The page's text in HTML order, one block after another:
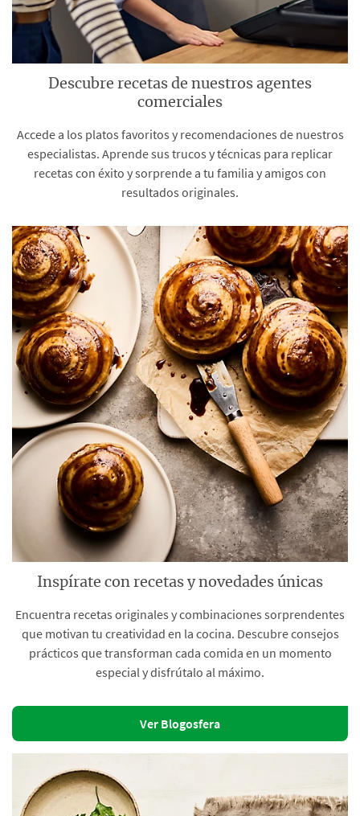
Descubre recetas de nuestros agentes
comerciales
Accede a los platos favoritos y recomendaciones de nuestros
especialistas. Aprende sus trucos y técnicas para replicar
recetas con éxito y sorprende a tu familia y amigos con
resultados originales.
Inspírate con recetas y novedades únicas
Encuentra recetas originales y combinaciones sorprendentes
que motivan tu creatividad en la cocina. Descubre consejos
prácticos que transforman cada comida en un momento
especial y disfrútalo al máximo.
Ver Blogosfera